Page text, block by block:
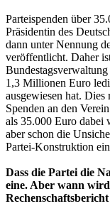
Parteispenden über
Präsidentin des
dann unter Nennung
veröffentlicht. Daher
1,3 Millionen Euro
ausgewiesen hat. Dies
Spenden an den
als 35.000 Euro dabei
aber schon die
Partei-Konstruktion
Dass die Partei die
eine. Aber wann